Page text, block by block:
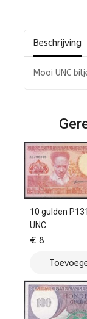
Beschrijving
Mooi UNC
10 gulden
UNC
€ 8